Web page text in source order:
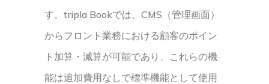
す。tripla Bookでは、CMS（管理画面）
からフロント業務における顧客のポイン
ト加算・減算が可能であり、これらの機
能は追加費用なしで標準機能として使用